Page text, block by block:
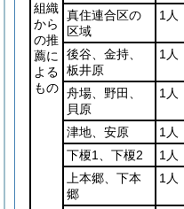
組織
から
の推
薦に
よる
もの
真住連合区の
区域
1人
後谷、金持、
板井原
1人
舟場、野田、
貝原
1人
津地、安原 1人
下榎1、下榎2
1人
上本郷、下本
郷
1人